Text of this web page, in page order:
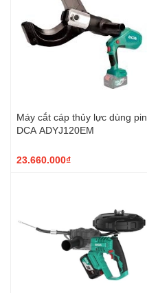
Máy cắt cáp thủy lực dùng pin
DCA ADYJ120EM
23.660.000₫